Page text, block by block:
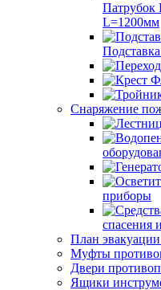
Патрубок
L=1200мм
Снаряжение
приборы
спасения
План
Муфты
Двери
Ящики